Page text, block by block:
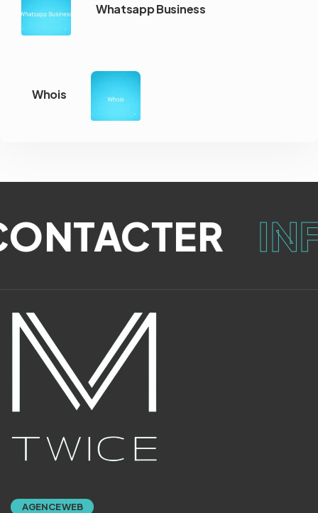
Whatsapp Business
Whois
AGENCE WEB